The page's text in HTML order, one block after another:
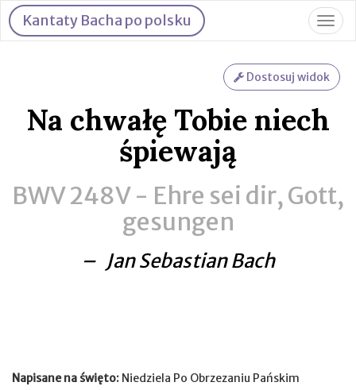
Kantaty Bacha po polsku
Na chwałę Tobie niech
śpiewają
BWV 248V - Ehre sei dir, Gott,
gesungen
– Jan Sebastian Bach
Napisane na święto: Niedziela Po Obrzezaniu Pańskim
Dostosuj widok